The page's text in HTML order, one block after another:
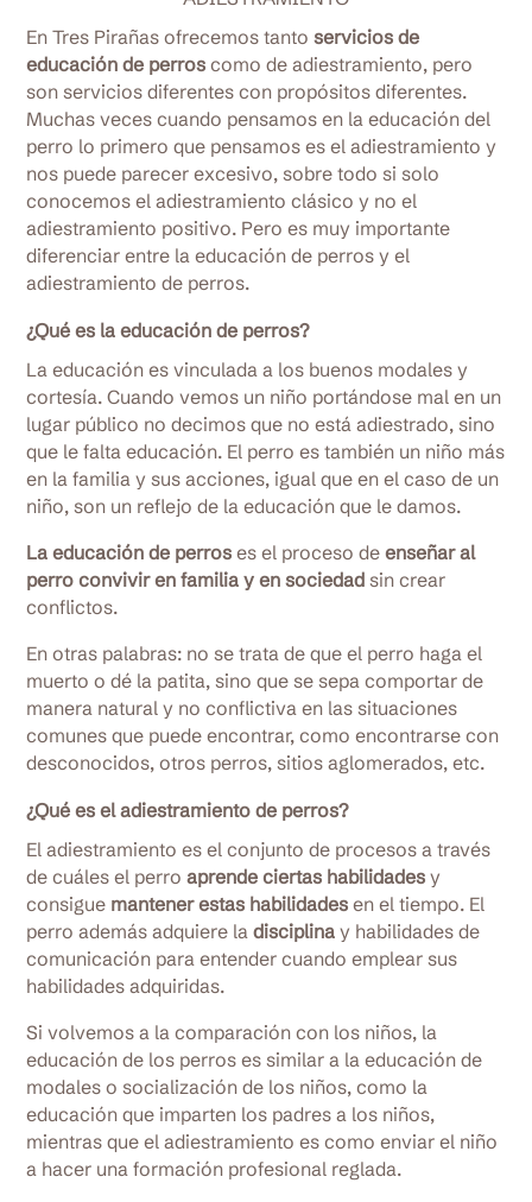
En Tres Pirañas ofrecemos tantoservicios de
educación de perros como de adiestramiento, pero
son servicios diferentes con propósitos diferentes.
Muchas veces cuando pensamos en la educación del
perro lo primero que pensamos es el adiestramiento y
nos puede parecer excesivo, sobre todo si solo
conocemos el adiestramiento clásico y no el
adiestramiento positivo. Pero es muy importante
diferenciar entre la educación de perros y el
adiestramiento de perros.
¿Qué es la educación de perros?
La educación es vinculada a los buenos modales y
cortesía. Cuando vemos un niño portándose mal en un
lugar público no decimos que no está adiestrado, sino
que le falta educación. El perro es también un niño más
en la familia y sus acciones, igual que en el caso de un
niño, son un reflejo de la educación que le damos.
La educación de perros es el proceso deenseñar al
perro convivir en familia y en sociedad sin crear
conflictos.
En otras palabras: no se trata de que el perro haga el
muerto o dé la patita, sino que se sepa comportar de
manera natural y no conflictiva en las situaciones
comunes que puede encontrar, como encontrarse con
desconocidos, otros perros, sitios aglomerados, etc.
¿Qué es el adiestramiento de perros?
El adiestramiento es el conjunto de procesos a través
de cuáles el perroaprende ciertas habilidades y
consigue mantener estas habilidades en el tiempo. El
perro además adquiere ladisciplina y habilidades de
comunicación para entender cuando emplear sus
habilidades adquiridas.
Si volvemos a la comparación con los niños, la
educación de los perros es similar a la educación de
modales o socialización de los niños, como la
educación que imparten los padres a los niños,
mientras que el adiestramiento es como enviar el niño
a hacer una formación profesional reglada.